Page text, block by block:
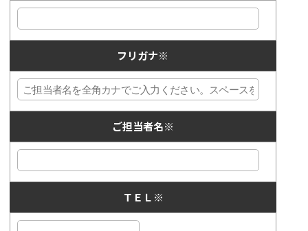
フリガナ※
ご担当者名※
ＴＥＬ ※